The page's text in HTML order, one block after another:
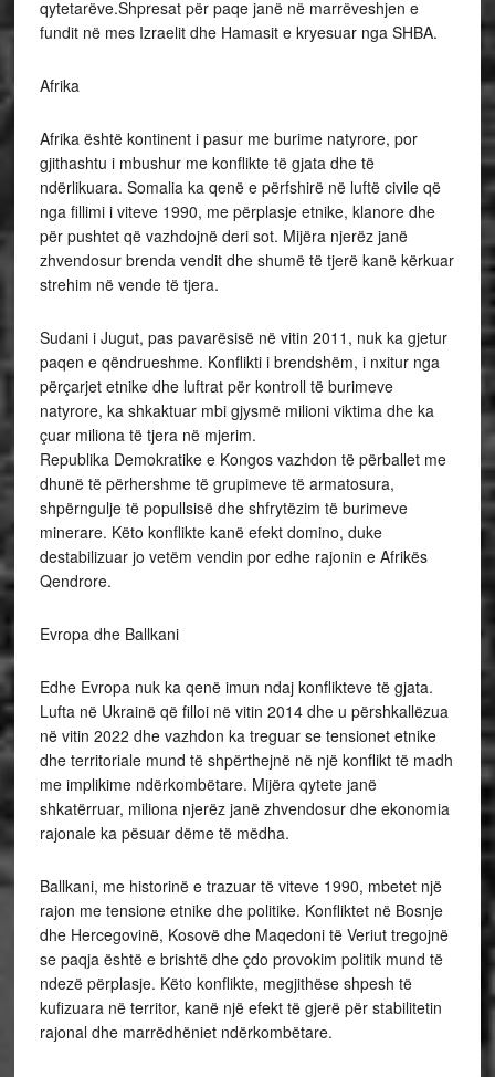
qytetarëve.Shpresat për paqe janë në marrëveshjen e
fundit në mes Izraelit dhe Hamasit e kryesuar nga SHBA.
Afrika
Afrika është kontinent i pasur me burime natyrore, por
gjithashtu i mbushur me konflikte të gjata dhe të
ndërlikuara. Somalia ka qenë e përfshirë në luftë civile që
nga fillimi i viteve 1990, me përplasje etnike, klanore dhe
për pushtet që vazhdojnë deri sot. Mijëra njerëz janë
zhvendosur brenda vendit dhe shumë të tjerë kanë kërkuar
strehim në vende të tjera.
Sudani i Jugut, pas pavarësisë në vitin 2011, nuk ka gjetur
paqen e qëndrueshme. Konflikti i brendshëm, i nxitur nga
përçarjet etnike dhe luftrat për kontroll të burimeve
natyrore, ka shkaktuar mbi gjysmë milioni viktima dhe ka
çuar miliona të tjera në mjerim.
Republika Demokratike e Kongos vazhdon të përballet me
dhunë të përhershme të grupimeve të armatosura,
shpërngulje të popullsisë dhe shfrytëzim të burimeve
minerare. Këto konflikte kanë efekt domino, duke
destabilizuar jo vetëm vendin por edhe rajonin e Afrikës
Qendrore.
Evropa dhe Ballkani
Edhe Evropa nuk ka qenë imun ndaj konflikteve të gjata.
Lufta në Ukrainë që filloi në vitin 2014 dhe u përshkallëzua
në vitin 2022 dhe vazhdon ka treguar se tensionet etnike
dhe territoriale mund të shpërthejnë në një konflikt të madh
me implikime ndërkombëtare. Mijëra qytete janë
shkatërruar, miliona njerëz janë zhvendosur dhe ekonomia
rajonale ka pësuar dëme të mëdha.
Ballkani, me historinë e trazuar të viteve 1990, mbetet një
rajon me tensione etnike dhe politike. Konfliktet në Bosnje
dhe Hercegovinë, Kosovë dhe Maqedoni të Veriut tregojnë
se paqja është e brishtë dhe çdo provokim politik mund të
ndezë përplasje. Këto konflikte, megjithëse shpesh të
kufizuara në territor, kanë një efekt të gjerë për stabilitetin
rajonal dhe marrëdhëniet ndërkombëtare.